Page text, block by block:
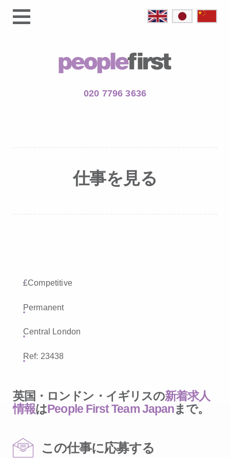
020 7796 3636
仕事を見る
£Competitive
Permanent
Central London
Ref: 23438
英国・ロンドン・イギリスの新着求人
情報はPeople First Team Japanまで。
この仕事に応募する